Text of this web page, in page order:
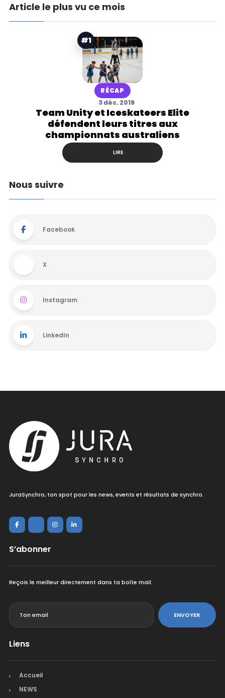
Article le plus vu ce mois
#1
RÉCAP
3 déc. 2019
Team Unity et Iceskateers Elite
défendent leurs titres aux
championnats australiens
LIRE
Nous suivre
Facebook
X
Instagram
LinkedIn
JuraSynchro, ton spot pour les news, events et résultats de synchro.
S’abonner
Reçois le meilleur directement dans ta boîte mail.
ENVOYER
Liens
Accueil
NEWS